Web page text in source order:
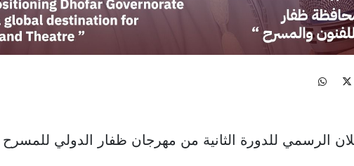
الرسمي للدورة الثانية من مهرجان ظفار الدولي للمسرح